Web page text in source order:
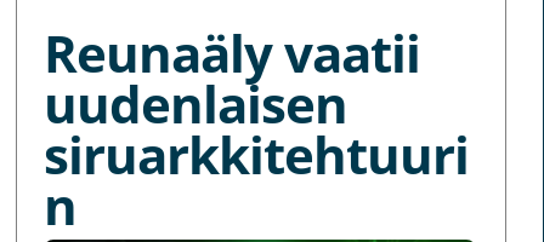
Reunaäly vaatii
uudenlaisen
siruarkkitehtuuri
n